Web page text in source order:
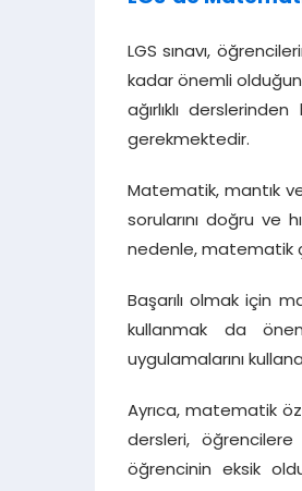
LGS sınavı,
kadar önemli
ağırlıklı
gerekmektedir.
Matematik, mantık
sorularını doğru ve
nedenle, matematik
Başarılı olmak için
kullanmak da
uygulamalarını
Ayrıca, matematik
dersleri,
öğrencinin eksik